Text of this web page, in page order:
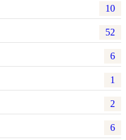
10
52
6
1
2
6